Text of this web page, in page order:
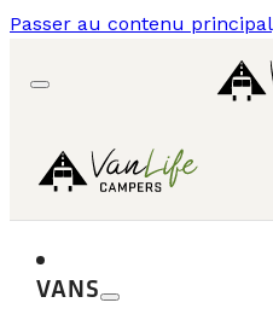
Passer au contenu principal
VANS